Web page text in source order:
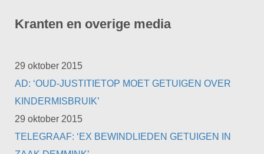
Kranten en overige media
29 oktober 2015
AD: ‘OUD-JUSTITIETOP MOET GETUIGEN OVER
KINDERMISBRUIK’
29 oktober 2015
TELEGRAAF: ‘EX BEWINDLIEDEN GETUIGEN IN